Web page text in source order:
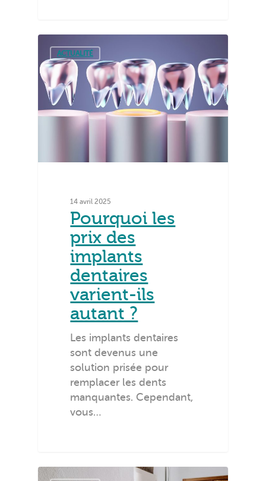
ACTUALITÉ
14 avril 2025
Pourquoi les
prix des
implants
dentaires
varient-ils
autant ?
Les implants dentaires
sont devenus une
solution prisée pour
remplacer les dents
manquantes. Cependant,
vous…